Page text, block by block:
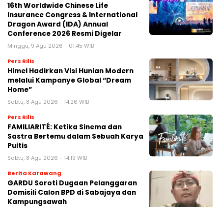
16th Worldwide Chinese Life
Insurance Congress & International
Dragon Award (IDA) Annual
Conference 2026 Resmi Digelar
Minggu, 9 Agu 2026 - 01:45 WIB
Pers Rilis
Himel Hadirkan Visi Hunian Modern
melalui Kampanye Global “Dream
Home”
Sabtu, 8 Agu 2026 - 14:26 WIB
Pers Rilis
FAMILIARITÉ: Ketika Sinema dan
Sastra Bertemu dalam Sebuah Karya
Puitis
Sabtu, 8 Agu 2026 - 14:19 WIB
Berita Karawang
GARDU Soroti Dugaan Pelanggaran
Domisili Calon BPD di Sabajaya dan
Kampungsawah